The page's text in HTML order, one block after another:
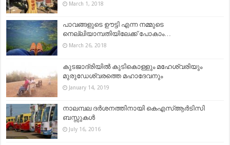
March 1, 2018
പാവങ്ങളുടെ ഊട്ടി എന്ന നമ്മുടെ
നെല്ലിയാമ്പതിയിലേക്ക് പോകാം…
March 26, 2018
കുടജാദ്രിയിൽ കുടികൊള്ളും മഹേശ്വരിയും
മുരുഡേശ്വരത്തെ മഹാദേവനും
January 14, 2019
നാലമ്പല ദര്‍ശനത്തിനായി കെഎസ്ആര്‍ടിസി
ബസ്സുകള്‍
July 16, 2016